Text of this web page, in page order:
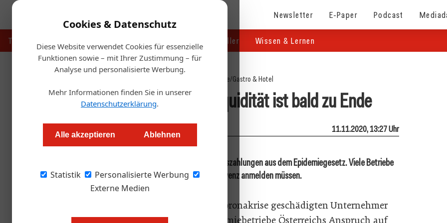
Cookies & Datenschutz
Diese Website verwendet Cookies für essenzielle
Funktionen sowie – mit Ihrer Zustimmung – für
Analyse und personalisierte Werbung.
Mehr Informationen finden Sie in unserer
Datenschutzerklärung.
Alle akzeptieren Ablehnen
Statistik
Personalisierte Werbung
Externe Medien
Newsletter E-Paper Podcast
Touristik Handel & Hersteller Wissen & Lernen
Startseite/Gastro & Hotel
Coronakrise: Die Liquidität ist bald zu Ende
Thomas Askan Vierich 11.11.2020, 13:27 Uhr
Hotels warten nach wie vor auf Entschädigungszahlungen aus dem Epidemiegesetz. Viele Betriebe
in der Ferienhotellerie werden im Frühjahr Insolvenz anmelden müssen.
Anders als die meisten durch die Coronakrise geschädigten Unternehmer
haben viele Hoteliers und Gastronomiebetriebe Österreichs Anspruch auf